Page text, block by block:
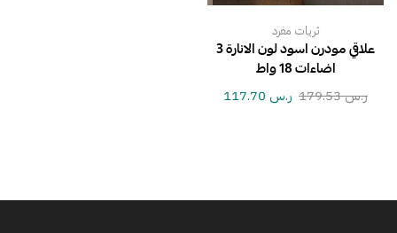
ثريات مفرد
علاقي مودرن اسود لون الانارة 3
اضاءات 18 واط
ر.س179.53 ر.س